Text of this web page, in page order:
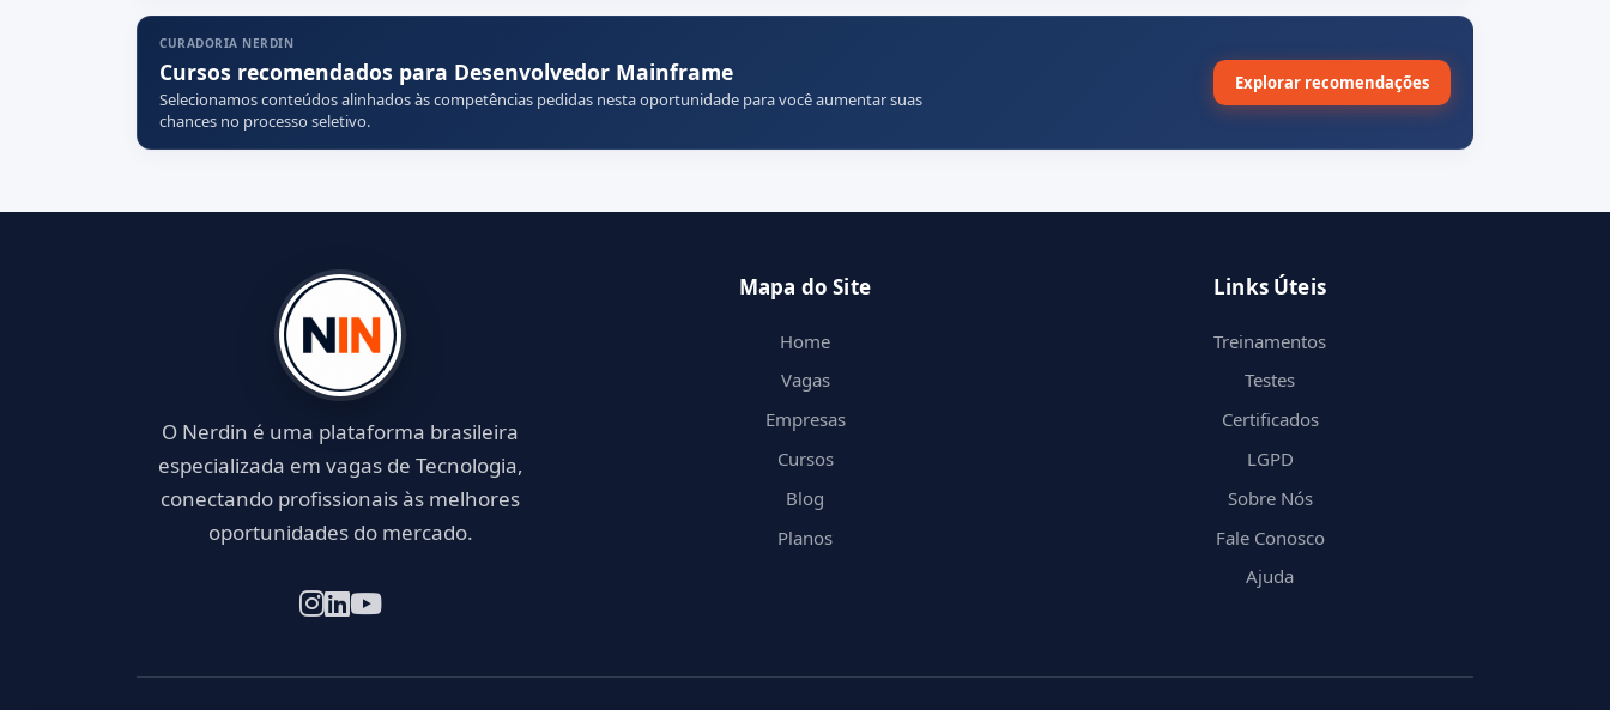
CURADORIA NERDIN
Cursos recomendados para Desenvolvedor Mainframe
Selecionamos conteúdos alinhados às competências pedidas nesta oportunidade para você aumentar suas
chances no processo seletivo.
Explorar recomendações
O Nerdin é uma plataforma brasileira
especializada em vagas de Tecnologia,
conectando profissionais às melhores
oportunidades do mercado.
Mapa do Site
Home
Vagas
Empresas
Cursos
Blog
Planos
Links Úteis
Treinamentos
Testes
Certificados
LGPD
Sobre Nós
Fale Conosco
Ajuda